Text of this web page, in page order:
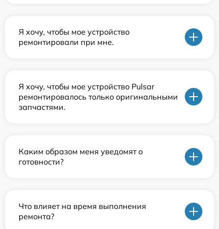
Я хочу, чтобы мое устройство
ремонтировали при мне.
Я хочу, чтобы мое устройство Pulsar
ремонтировалось только оригинальными
запчастями.
Каким образом меня уведомят о
готовности?
Что влияет на время выполнения
ремонта?